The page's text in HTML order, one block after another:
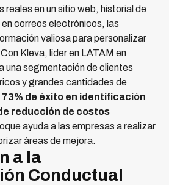
reales en un sitio web, historial de
correos electrónicos, las
valiosa para personalizar
Kleva, líder en LATAM en
una segmentación de clientes
y grandes cantidades de
de éxito en identificación
reducción de costos
ayuda a las empresas a realizar
áreas de mejora.
a la
Conductual